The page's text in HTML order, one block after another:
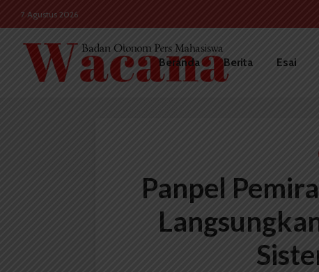
7 Agustus 2026
Beranda Berita Esai
Panpel